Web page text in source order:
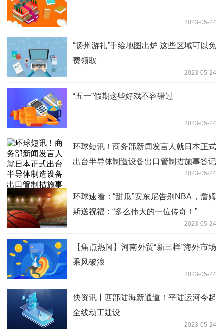
2023-05-24
“扬州游礼”手绘地图出炉 这些区域可以免
费领取
2023-05-24
“五一”假期这些好戏不容错过
2023-05-24
环球短讯！商务部新闻发言人就日本正式
出台半导体制造设备出口管制措施事答记
2023-05-24
环球速看：“甜瓜”安东尼告别NBA，詹姆
斯送祝福：“多么伟大的一位传奇！”
2023-05-24
【焦点热闻】河南外贸“新三样”海外市场
乘风破浪
2023-05-24
快资讯丨西部陆海新通道！平陆运河今起
全线动工建设
2023-05-24